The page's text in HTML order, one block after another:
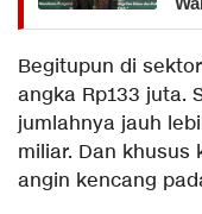
Begitupun di
angka Rp133 juta.
jumlahnya jauh
miliar. Dan
angin kencang